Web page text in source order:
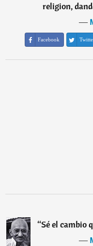
religion,
―
Facebook
“Sé el cambio
―